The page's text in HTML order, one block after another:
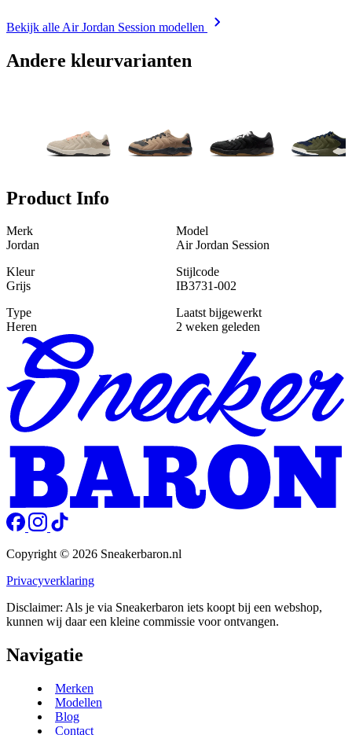
Bekijk alle Air Jordan Session modellen
Andere kleurvarianten
Product Info
Merk
Jordan
Model
Air Jordan Session
Kleur
Grijs
Stijlcode
IB3731-002
Type
Heren
Laatst bijgewerkt
2 weken geleden
Copyright © 2026 Sneakerbaron.nl
Privacyverklaring
Disclaimer: Als je via Sneakerbaron iets koopt bij een webshop,
kunnen wij daar een kleine commissie voor ontvangen.
Navigatie
Merken
Modellen
Blog
Contact